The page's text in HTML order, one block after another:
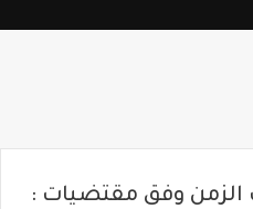
الزمن وفق مقتضيات :